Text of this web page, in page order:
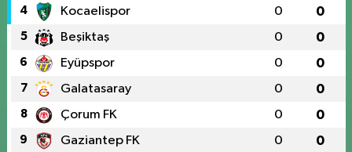
4 Kocaelispor 0 0
5 Beşiktaş 0 0
6 Eyüpspor 0 0
7 Galatasaray 0 0
8 Çorum FK 0 0
9 Gaziantep FK 0 0